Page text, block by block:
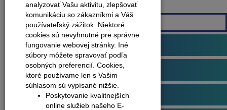
Značka
Všetky značky
Podlahové profily
Plávajúce podlahy
Dvere
analyzovať Vašu aktivitu, zlepšovať
komunikáciu so zákazníkmi a Váš
používateľský zážitok. Niektoré
cookies sú nevyhnutné pre správne
fungovanie webovej stránky. Iné
súbory môžete spravovať podľa
osobných preferencií. Cookies,
ktoré používame len s Vašim
súhlasom sú vypísané nižšie.
Poskytovanie kvalitnejších
online služieb našeho E-